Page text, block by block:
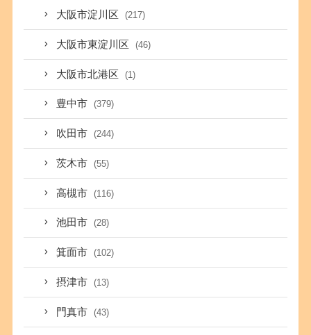
大阪市淀川区 (217)
大阪市東淀川区 (46)
大阪市北港区 (1)
豊中市 (379)
吹田市 (244)
茨木市 (55)
高槻市 (116)
池田市 (28)
箕面市 (102)
摂津市 (13)
門真市 (43)